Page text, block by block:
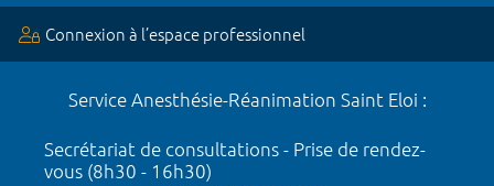
Connexion à l’espace professionnel
Service Anesthésie-Réanimation Saint Eloi :
Secrétariat de consultations - Prise de rendez-
vous (8h30 - 16h30)